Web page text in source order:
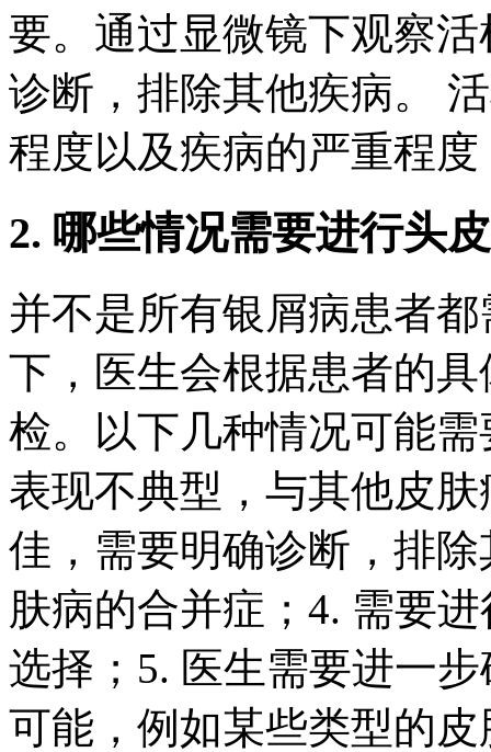
要。通过显微镜下观察
诊断，排除其他疾病。
程度以及疾病的严重程
2. 哪些情况需要进行头
并不是所有银屑病患者
下，医生会根据患者的
检。以下几种情况可能
表现不典型，与其他皮
佳，需要明确诊断，排
肤病的合并症；4. 需要
选择；5. 医生需要进一
可能，例如某些类型的皮